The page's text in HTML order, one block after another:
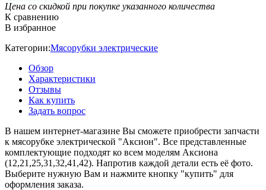
Цена со скидкой при покупке указанного количества
К сравнению
В избранное
Категории:Мясорубки электрические
Обзор
Характеристики
Отзывы
Как купить
Задать вопрос
В нашем интернет-магазине Вы сможете приобрести запчасти
к мясорубке электрической "Аксион". Все представленные
комплектующие подходят ко всем моделям Аксиона
(12,21,25,31,32,41,42). Напротив каждой детали есть её фото.
Выберите нужную Вам и нажмите кнопку "купить" для
оформления заказа.